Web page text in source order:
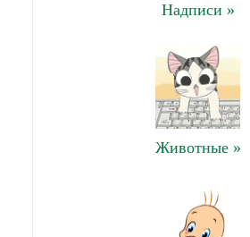
Надписи »
Животные »